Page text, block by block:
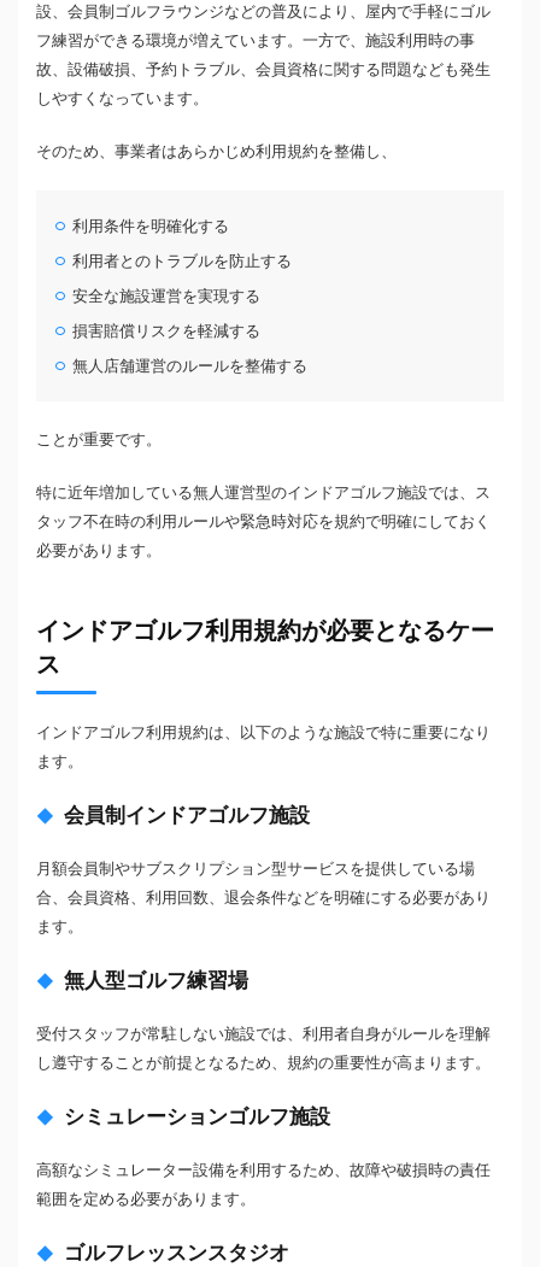
設、会員制ゴルフラウンジなどの普及により、屋内で手軽にゴル
フ練習ができる環境が増えています。一方で、施設利用時の事
故、設備破損、予約トラブル、会員資格に関する問題なども発生
しやすくなっています。
そのため、事業者はあらかじめ利用規約を整備し、
利用条件を明確化する
利用者とのトラブルを防止する
安全な施設運営を実現する
損害賠償リスクを軽減する
無人店舗運営のルールを整備する
ことが重要です。
特に近年増加している無人運営型のインドアゴルフ施設では、ス
タッフ不在時の利用ルールや緊急時対応を規約で明確にしておく
必要があります。
インドアゴルフ利用規約が必要となるケー
ス
インドアゴルフ利用規約は、以下のような施設で特に重要になり
ます。
会員制インドアゴルフ施設
月額会員制やサブスクリプション型サービスを提供している場
合、会員資格、利用回数、退会条件などを明確にする必要があり
ます。
無人型ゴルフ練習場
受付スタッフが常駐しない施設では、利用者自身がルールを理解
し遵守することが前提となるため、規約の重要性が高まります。
シミュレーションゴルフ施設
高額なシミュレーター設備を利用するため、故障や破損時の責任
範囲を定める必要があります。
ゴルフレッスンスタジオ